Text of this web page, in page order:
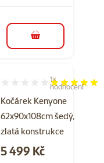
do košíku
Kočárek Kenyone
62x90x108cm šedý,
zlatá konstrukce
Hodnocení 100%, počet
1×
hodnocení
Cena
5 499 Kč